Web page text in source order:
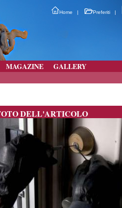
Home | Preferiti |
MAGAZINE GALLERY
DELL'ARTICOLO